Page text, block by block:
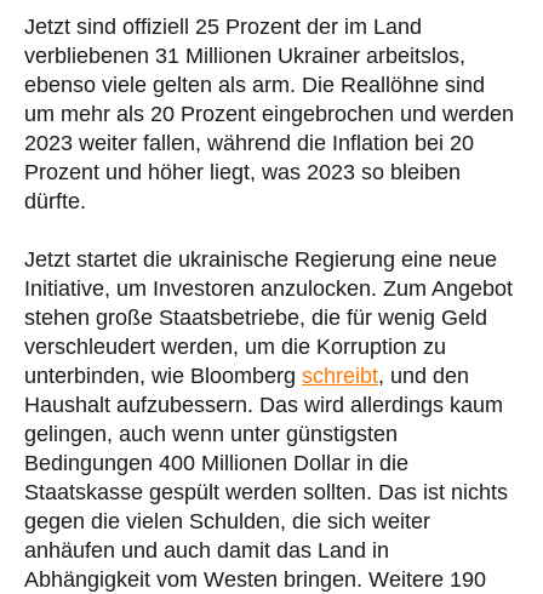
Jetzt sind offiziell 25 Prozent der im Land
verbliebenen 31 Millionen Ukrainer arbeitslos,
ebenso viele gelten als arm. Die Reallöhne sind
um mehr als 20 Prozent eingebrochen und werden
2023 weiter fallen, während die Inflation bei 20
Prozent und höher liegt, was 2023 so bleiben
dürfte.
Jetzt startet die ukrainische Regierung eine neue
Initiative, um Investoren anzulocken. Zum Angebot
stehen große Staatsbetriebe, die für wenig Geld
verschleudert werden, um die Korruption zu
unterbinden, wie Bloomberg schreibt, und den
Haushalt aufzubessern. Das wird allerdings kaum
gelingen, auch wenn unter günstigsten
Bedingungen 400 Millionen Dollar in die
Staatskasse gespült werden sollten. Das ist nichts
gegen die vielen Schulden, die sich weiter
anhäufen und auch damit das Land in
Abhängigkeit vom Westen bringen. Weitere 190